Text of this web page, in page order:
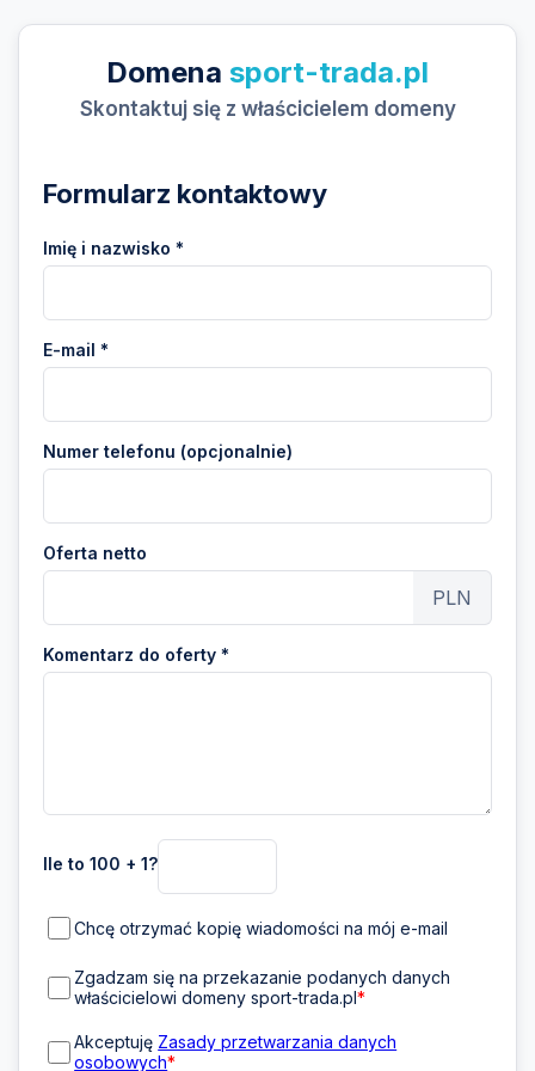
Domena sport-trada.pl
Skontaktuj się z właścicielem domeny
Formularz kontaktowy
Imię i nazwisko *
E-mail *
Numer telefonu (opcjonalnie)
Oferta netto
PLN
Komentarz do oferty *
Ile to 100 + 1?
Chcę otrzymać kopię wiadomości na mój e-mail
Zgadzam się na przekazanie podanych danych
właścicielowi domeny sport-trada.pl*
Akceptuję Zasady przetwarzania danych
osobowych*